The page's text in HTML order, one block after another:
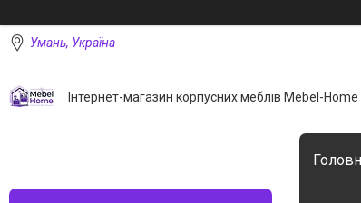
Умань, Україна
Інтернет-магазин корпусних меблів Mebel-Home